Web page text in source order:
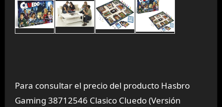
Para consultar el precio del producto Hasbro
Gaming 38712546 Clasico Cluedo (Versión